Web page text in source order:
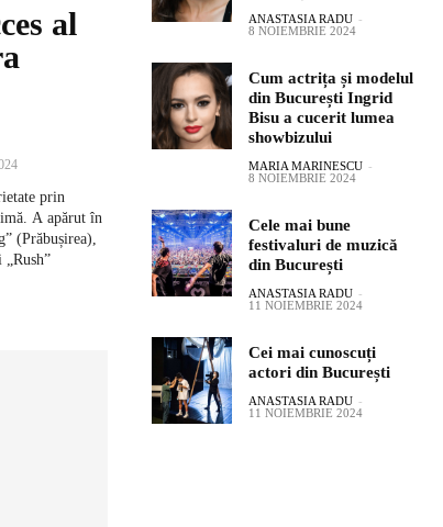
al
prin
A apărut în
(Prăbușirea),
ANASTASIA RADU -
8 NOIEMBRIE 2024
Cum actrița și modelul
din București Ingrid
Bisu a cucerit lumea
showbizului
MARIA MARINESCU -
8 NOIEMBRIE 2024
Cele mai bune
festivaluri de muzică
din București
ANASTASIA RADU -
11 NOIEMBRIE 2024
Cei mai cunoscuți
actori din București
ANASTASIA RADU -
11 NOIEMBRIE 2024